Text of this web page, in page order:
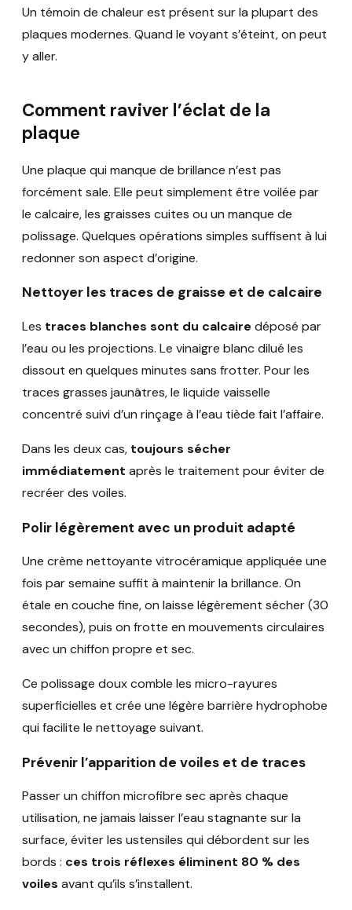
Un témoin de chaleur est présent sur la plupart des
plaques modernes. Quand le voyant s’éteint, on peut
y aller.
Comment raviver l’éclat de la
plaque
Une plaque qui manque de brillance n’est pas
forcément sale. Elle peut simplement être voilée par
le calcaire, les graisses cuites ou un manque de
polissage. Quelques opérations simples suffisent à lui
redonner son aspect d’origine.
Nettoyer les traces de graisse et de calcaire
Les traces blanches sont du calcaire déposé par
l’eau ou les projections. Le vinaigre blanc dilué les
dissout en quelques minutes sans frotter. Pour les
traces grasses jaunâtres, le liquide vaisselle
concentré suivi d’un rinçage à l’eau tiède fait l’affaire.
Dans les deux cas, toujours sécher
immédiatement après le traitement pour éviter de
recréer des voiles.
Polir légèrement avec un produit adapté
Une crème nettoyante vitrocéramique appliquée une
fois par semaine suffit à maintenir la brillance. On
étale en couche fine, on laisse légèrement sécher (30
secondes), puis on frotte en mouvements circulaires
avec un chiffon propre et sec.
Ce polissage doux comble les micro-rayures
superficielles et crée une légère barrière hydrophobe
qui facilite le nettoyage suivant.
Prévenir l’apparition de voiles et de traces
Passer un chiffon microfibre sec après chaque
utilisation, ne jamais laisser l’eau stagnante sur la
surface, éviter les ustensiles qui débordent sur les
bords : ces trois réflexes éliminent 80 % des
voiles avant qu’ils s’installent.